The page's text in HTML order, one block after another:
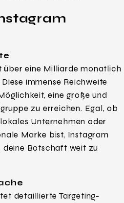
über eine Milliarde monatlich
immense Reichweite
eine große und
zu erreichen. Egal, ob
Unternehmen oder
Marke bist, Instagram
deine Botschaft weit zu
detaillierte Targeting-